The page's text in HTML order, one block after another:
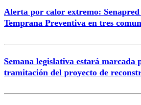
Alerta por calor extremo:
Temprana Preventiva en tres
Semana legislativa estará marcada
tramitación del proyecto de